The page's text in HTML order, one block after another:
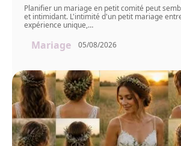
Planifier un mariage en petit comité peut
et intimidant. L'intimité d'un petit mariage
expérience unique,…
Mariage 05/08/2026